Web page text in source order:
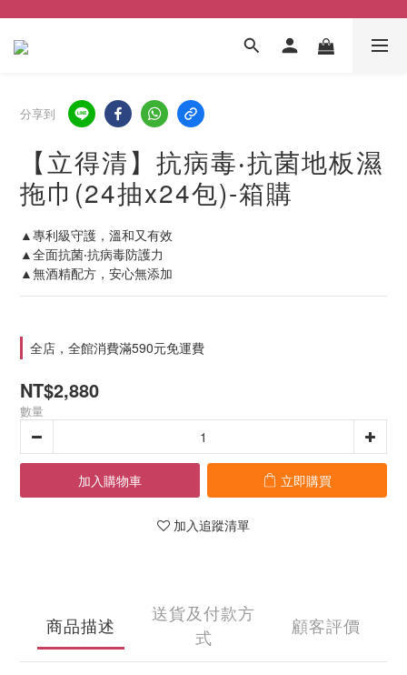
分享到
【立得清】抗病毒‧抗菌地板濕
拖巾(24抽x24包)-箱購
▲專利級守護，溫和又有效
▲全面抗菌‧抗病毒防護力
▲無酒精配方，安心無添加
全店，全館消費滿590元免運費
NT$2,880
數量
加入購物車 立即購買
加入追蹤清單
商品描述
送貨及付款方
式
顧客評價